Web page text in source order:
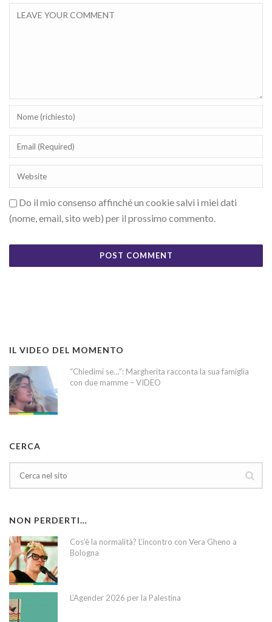
Do il mio consenso affinché un cookie salvi i miei dati
(nome, email, sito web) per il prossimo commento.
IL VIDEO DEL MOMENTO
“Chiedimi se…”: Margherita racconta la sua famiglia
con due mamme – VIDEO
CERCA
NON PERDERTI…
Cos’è la normalità? L’incontro con Vera Gheno a
Bologna
L’Agender 2026 per la Palestina